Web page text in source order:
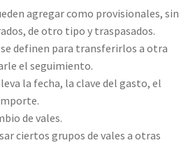
agregar como provisionales, sin
de otro tipo y traspasados.
definen para transferirlos a otra
el seguimiento.
la fecha, la clave del gasto, el
de vales.
ciertos grupos de vales a otras